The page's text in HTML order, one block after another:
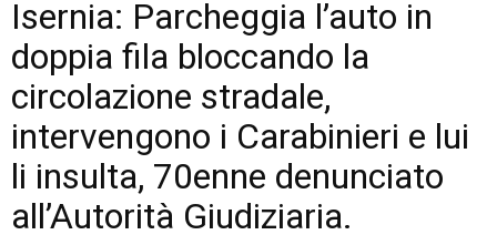
Isernia: Parcheggia l’auto in
doppia fila bloccando la
circolazione stradale,
intervengono i Carabinieri e lui
li insulta, 70enne denunciato
all’Autorità Giudiziaria.